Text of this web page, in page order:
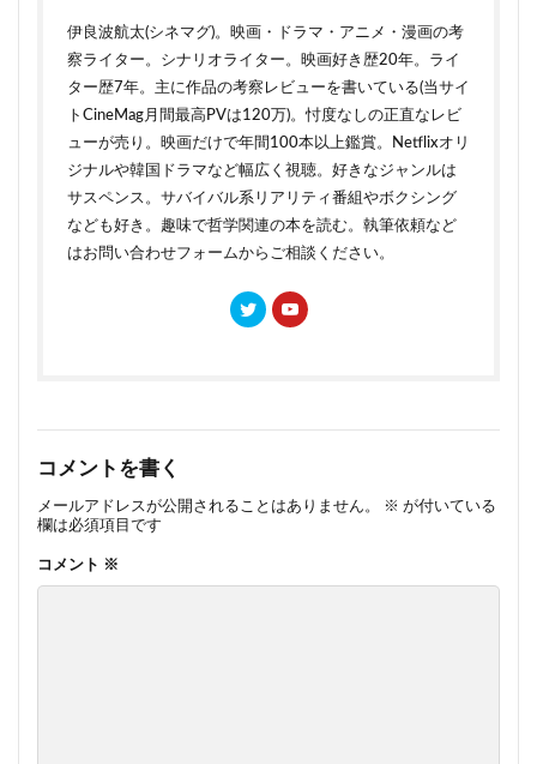
伊良波航太(シネマグ)。映画・ドラマ・アニメ・漫画の考
察ライター。シナリオライター。映画好き歴20年。ライ
ター歴7年。主に作品の考察レビューを書いている(当サイ
トCineMag月間最高PVは120万)。忖度なしの正直なレビ
ューが売り。映画だけで年間100本以上鑑賞。Netflixオリ
ジナルや韓国ドラマなど幅広く視聴。好きなジャンルは
サスペンス。サバイバル系リアリティ番組やボクシング
なども好き。趣味で哲学関連の本を読む。執筆依頼など
はお問い合わせフォームからご相談ください。
コメントを書く
メールアドレスが公開されることはありません。 ※ が付いている
欄は必須項目です
コメント ※